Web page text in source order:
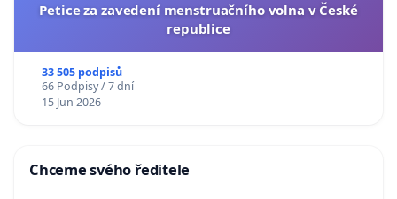
Petice za zavedení menstruačního volna v České
republice
33 505 podpisů
66 Podpisy / 7 dní
15 Jun 2026
Chceme svého ředitele